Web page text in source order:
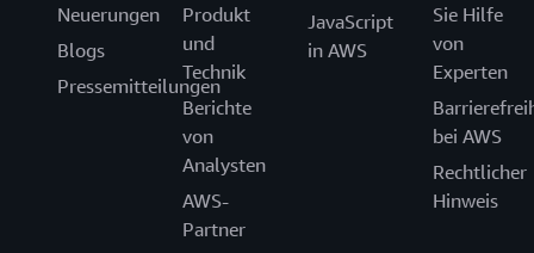
Neuerungen
Blogs
Pressemitteilungen
Produkt
und
Technik
Berichte
von
Analysten
AWS-
Partner
JavaScript
in AWS
Sie Hilfe
von
Experten
bei AWS
Rechtlicher
Hinweis